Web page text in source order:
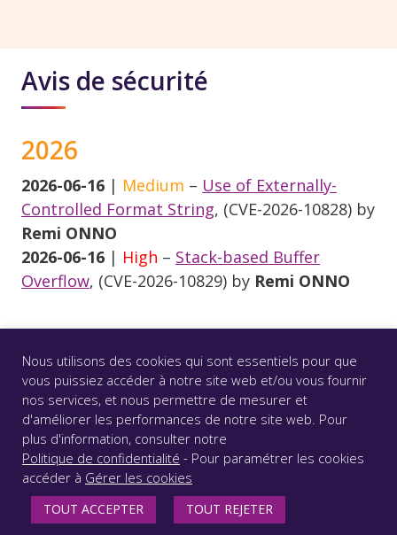
Avis de sécurité
2026
2026-06-16 | Medium – Use of Externally-
Controlled Format String, (CVE-2026-10828) by
Remi ONNO
2026-06-16 | High – Stack-based Buffer
Overflow, (CVE-2026-10829) by Remi ONNO
© CS GROUP 2026. Tous droits réservés |
Mentions légales|Accessibilité : partiellement conforme
SUIVEZ-NOUS
Nous utilisons des cookies qui sont essentiels pour que
vous puissiez accéder à notre site web et/ou vous fournir
nos services, et nous permettre de mesurer et
d'améliorer les performances de notre site web. Pour
plus d'information, consulter notre
Politique de confidentialité - Pour paramétrer les cookies
accéder à Gérer les cookies
TOUT ACCEPTER TOUT REJETER